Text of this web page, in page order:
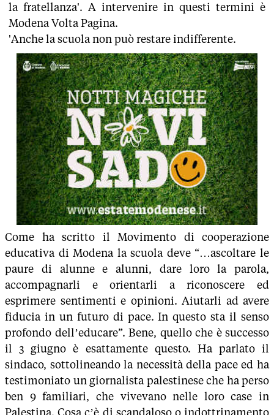
la fratellanza'. A intervenire in questi termini è
Modena Volta Pagina.
'Anche la scuola non può restare indifferente.
Come ha scritto il Movimento di cooperazione
educativa di Modena la scuola deve “…ascoltare le
paure di alunne e alunni, dare loro la parola,
accompagnarli e orientarli a riconoscere ed
esprimere sentimenti e opinioni. Aiutarli ad avere
fiducia in un futuro di pace. In questo sta il senso
profondo dell’educare”. Bene, quello che è successo
il 3 giugno è esattamente questo. Ha parlato il
sindaco, sottolineando la necessità della pace ed ha
testimoniato un giornalista palestinese che ha perso
ben 9 familiari, che vivevano nelle loro case in
Palestina. Cosa c’è di scandaloso o indottrinamento